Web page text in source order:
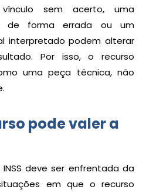
sem acerto, uma
de forma errada ou um
interpretado podem alterar
Por isso, o recurso
uma peça técnica, não
pode valer a
deve ser enfrentada da
em que o recurso